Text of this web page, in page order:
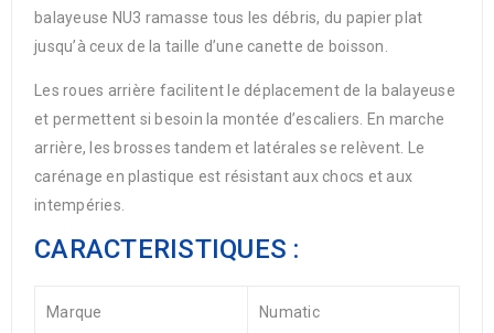
balayeuse NU3 ramasse tous les débris, du papier plat
jusqu’à ceux de la taille d’une canette de boisson.
Les roues arrière facilitent le déplacement de la balayeuse
et permettent si besoin la montée d’escaliers. En marche
arrière, les brosses tandem et latérales se relèvent. Le
carénage en plastique est résistant aux chocs et aux
intempéries.
CARACTERISTIQUES :
Marque Numatic